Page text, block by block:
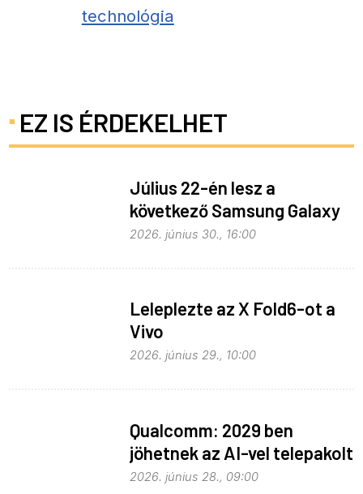
technológia
EZ IS ÉRDEKELHET
Július 22-én lesz a
következő Samsung Galaxy
Unpacked – ez várható
2026. június 30., 16:00
Leleplezte az X Fold6-ot a
Vivo
2026. június 29., 10:00
Qualcomm: 2029 ben
jöhetnek az AI-vel telepakolt
6G-s telefonok
2026. június 28., 09:00